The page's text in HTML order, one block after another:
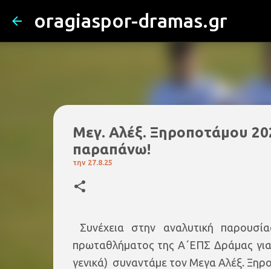
oragiaspor-dramas.gr
Mεγ. Αλέξ. Ξηροποτάμου
παραπάνω!
την 27.8.25
Συνέχεια στην αναλυτική
πρωταθλήματος της Α΄ΕΠΣ Δράμας
γενικά) συναντάμε τον Μεγα Αλέξ.